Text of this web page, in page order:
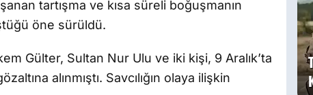
tartışma ve kısa süreli boğuşmanın
öne sürüldü.
Gülter, Sultan Nur Ulu ve iki kişi, 9 Aralık’ta
alınmıştı. Savcılığın olaya ilişkin